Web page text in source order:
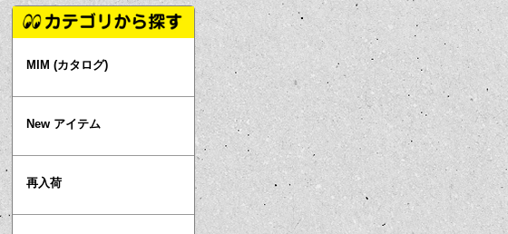
MIM (カタログ)
New アイテム
再入荷